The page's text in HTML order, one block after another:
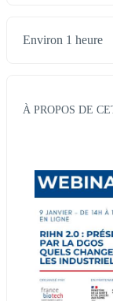
Environ 1 heure
À PROPOS DE